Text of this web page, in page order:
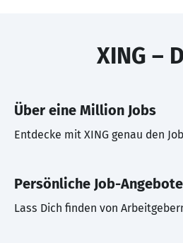
XING –
Über eine Million Jobs
Entdecke mit XING genau den
Persönliche Job-Angebote
Lass Dich finden von